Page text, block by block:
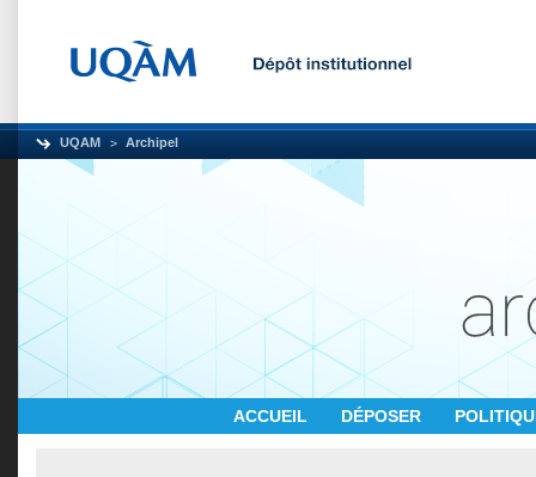
UQAM Archipel
ACCUEIL DÉPOSER